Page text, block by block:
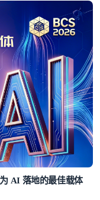
AI 落地的最佳载体